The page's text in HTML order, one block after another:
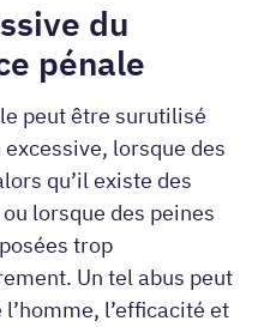
du
pénale
peut être surutilisé
lorsque des
qu’il existe des
lorsque des peines
trop
Un tel abus peut
l’efficacité et